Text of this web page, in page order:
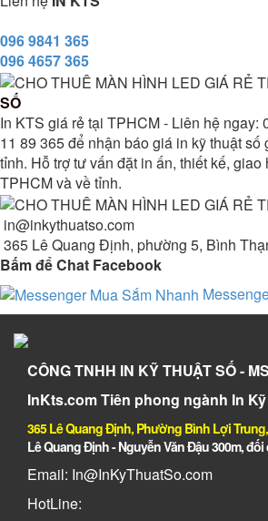
096 9841 365
096 4657 365
SỐ
In KTS giá rẻ tại TPHCM - Liên hệ ngay:
11 89 365 để nhận báo giá in kỹ thuật
tỉnh. Hỗ trợ tư vấn đặt in ấn, thiết kế, giao
TPHCM và về tỉnh.
in@inkythuatso.com
365 Lê Quang Định, phường 5, Bình
Bấm để Chat Facebook
CÔNG TNHH IN KỸ THUẬT SỐ -
InKts.com Tiên phong ngành In
365 Lê Quang Định, Phường Bình Lợi
Lê Quang Định - Nguyễn Văn Đậu 300m,
Email: In@InKyThuatSo.com
HotLine: